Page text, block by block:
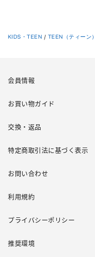
KIDS・TEEN / TEEN（ティーン）
会員情報
お買い物ガイド
交換・返品
特定商取引法に基づく表示
お問い合わせ
利用規約
プライバシーポリシー
推奨環境